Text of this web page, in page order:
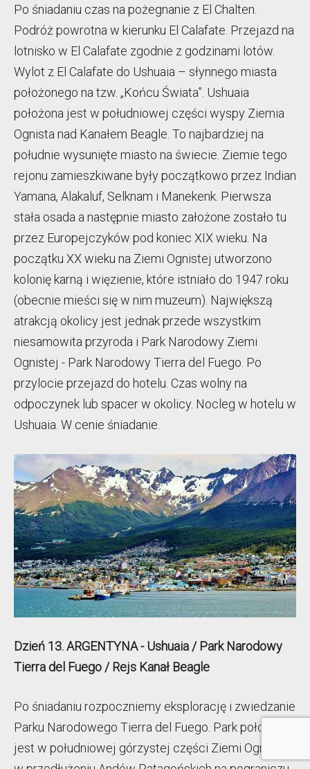
Po śniadaniu czas na pożegnanie z El Chalten.
Podróż powrotna w kierunku El Calafate. Przejazd na
lotnisko w El Calafate zgodnie z godzinami lotów.
Wylot z El Calafate do Ushuaia – słynnego miasta
położonego na tzw. „Końcu Świata”. Ushuaia
położona jest w południowej części wyspy Ziemia
Ognista nad Kanałem Beagle. To najbardziej na
południe wysunięte miasto na świecie. Ziemie tego
rejonu zamieszkiwane były początkowo przez Indian
Yamana, Alakaluf, Selknam i Manekenk. Pierwsza
stała osada a następnie miasto założone zostało tu
przez Europejczyków pod koniec XIX wieku. Na
początku XX wieku na Ziemi Ognistej utworzono
kolonię karną i więzienie, które istniało do 1947 roku
(obecnie mieści się w nim muzeum). Największą
atrakcją okolicy jest jednak przede wszystkim
niesamowita przyroda i Park Narodowy Ziemi
Ognistej - Park Narodowy Tierra del Fuego. Po
przylocie przejazd do hotelu. Czas wolny na
odpoczynek lub spacer w okolicy. Nocleg w hotelu w
Ushuaia. W cenie śniadanie.
Dzień 13. ARGENTYNA -Ushuaia / Park Narodowy
Tierra del Fuego / Rejs Kanał Beagle
Po śniadaniu rozpoczniemy eksplorację i zwiedzanie
Parku Narodowego Tierra del Fuego. Park położony
jest w południowej górzystej części Ziemi Ognistej,